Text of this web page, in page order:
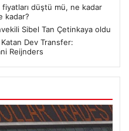
düştü mü, ne kadar
kadar?
Sibel Tan Çetinkaya oldu
Katan Dev Transfer:
Reijnders